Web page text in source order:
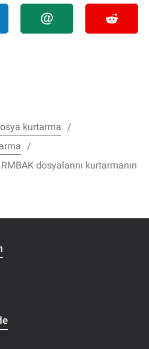
kurtarma
dosyalarını kurtarmanın